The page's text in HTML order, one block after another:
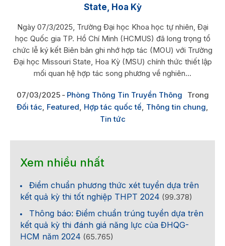
State, Hoa Kỳ
Ngày 07/3/2025, Trường Đại học Khoa học tự nhiên, Đại
học Quốc gia TP. Hồ Chí Minh (HCMUS) đã long trọng tổ
chức lễ ký kết Biên bản ghi nhớ hợp tác (MOU) với Trường
Đại học Missouri State, Hoa Kỳ (MSU) chính thức thiết lập
mối quan hệ hợp tác song phương về nghiên...
07/03/2025 Phòng Thông Tin Truyền Thông
Trong
Đối tác Featured Hợp tác quốc tế Thông tin chung
Tin tức
Xem nhiều nhất
Điểm chuẩn phương thức xét tuyển dựa trên
kết quả kỳ thi tốt nghiệp THPT 2024 (99.378)
Thông báo: Điểm chuẩn trúng tuyển dựa trên
kết quả kỳ thi đánh giá năng lực của ĐHQG-
HCM năm 2024 (65.765)